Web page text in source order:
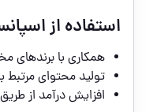
استفاده از
همکاری با برندهای
تولید محتوای
افزایش درآمد از